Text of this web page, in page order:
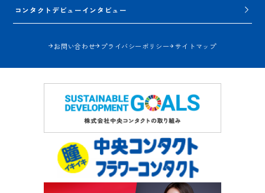
コンタクトデビューインタビュー
お問い合わせ プライバシーポリシー サイトマップ